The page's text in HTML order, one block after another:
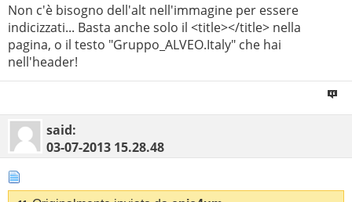
Non c'è bisogno dell'alt nell'immagine per essere
indicizzati... Basta anche solo il <title></title> nella
pagina, o il testo "Gruppo_ALVEO.Italy" che hai
nell'header!
said:
03-07-2013 15.28.48